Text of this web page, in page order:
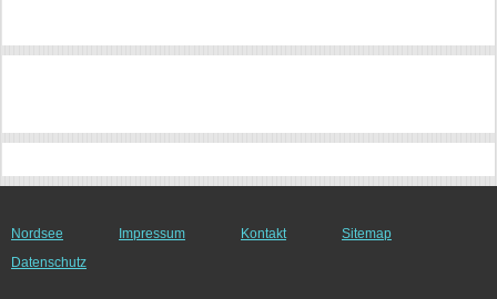
Nordsee Impressum Kontakt
Sitemap
Datenschutz